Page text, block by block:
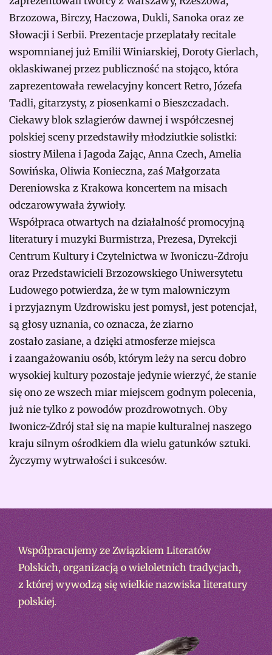
Brzozowa, Birczy, Haczowa, Dukli, Sanoka oraz ze
Słowacji i Serbii. Prezentacje przeplatały recitale
wspomnianej już Emilii Winiarskiej, Doroty Gierlach,
oklaskiwanej przez publiczność na stojąco, która
zaprezentowała rewelacyjny koncert Retro, Józefa
Tadli, gitarzysty, z piosenkami o Bieszczadach.
Ciekawy blok szlagierów dawnej i współczesnej
polskiej sceny przedstawiły młodziutkie solistki:
siostry Milena i Jagoda Zając, Anna Czech, Amelia
Sowińska, Oliwia Konieczna, zaś Małgorzata
Dereniowska z Krakowa koncertem na misach
odczarowywała żywioły.
Współpraca otwartych na działalność promocyjną
literatury i muzyki Burmistrza, Prezesa, Dyrekcji
Centrum Kultury i Czytelnictwa w Iwoniczu-Zdroju
oraz Przedstawicieli Brzozowskiego Uniwersytetu
Ludowego potwierdza, że w tym malowniczym
i przyjaznym Uzdrowisku jest pomysł, jest potencjał,
są głosy uznania, co oznacza, że ziarno
zostało zasiane, a dzięki atmosferze miejsca
i zaangażowaniu osób, którym leży na sercu dobro
wysokiej kultury pozostaje jedynie wierzyć, że stanie
się ono ze wszech miar miejscem godnym polecenia,
już nie tylko z powodów prozdrowotnych. Oby
Iwonicz-Zdrój stał się na mapie kulturalnej naszego
kraju silnym ośrodkiem dla wielu gatunków sztuki.
Życzymy wytrwałości i sukcesów.
Współpracujemy ze Związkiem Literatów
Polskich, organizacją o wieloletnich tradycjach,
z której wywodzą się wielkie nazwiska literatury
polskiej.